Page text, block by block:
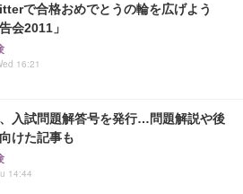
で合格おめでとうの輪を広げよう
会2011」
16:21
入試問題解答号を発行…問題解説や後
けた記事も
14:44